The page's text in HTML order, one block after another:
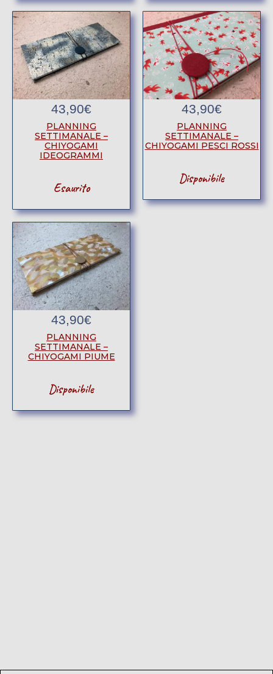
43,90€
PLANNING
SETTIMANALE –
CHIYOGAMI
IDEOGRAMMI
Esaurito
43,90€
PLANNING
SETTIMANALE –
CHIYOGAMI PESCI ROSSI
Disponibile
43,90€
PLANNING
SETTIMANALE –
CHIYOGAMI PIUME
Disponibile